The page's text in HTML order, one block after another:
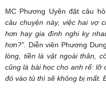
MC Phương Uyên đặt câu
câu chuyện này, việc hai vợ
hơn hay gia đình nghi kỵ
hơn?”
Diễn viên Phương
lòng, tiền là vật ngoài thân ,
cũng là bài học cho anh rể: lỡ
đó vào tủ thì sẽ không bị mất.